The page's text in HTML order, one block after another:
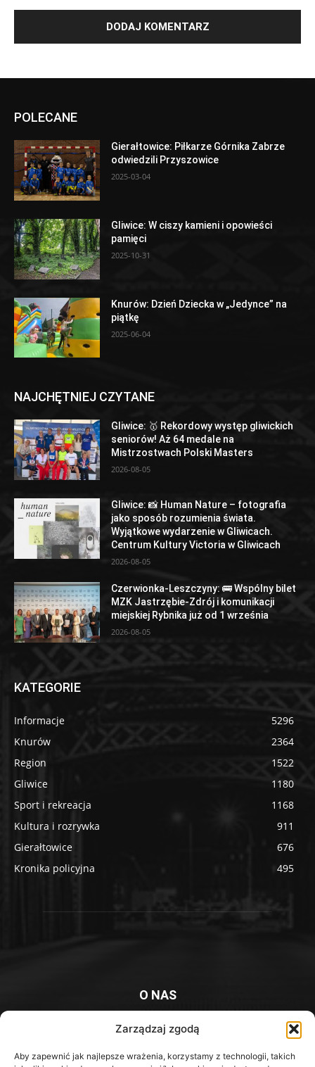
Zarządzaj zgodą
Aby zapewnić jak najlepsze wrażenia, korzystamy z technologii, takich
POLECANE
Gierałtowice: Piłkarze Górnika Zabrze
odwiedzili Przyszowice
2025-03-04
Gliwice: W ciszy kamieni i opowieści
pamięci
2025-10-31
Knurów: Dzień Dziecka w „Jedynce” na
piątkę
2025-06-04
NAJCHĘTNIEJ CZYTANE
Gliwice: 🥇 Rekordowy występ gliwickich
seniorów! Aż 64 medale na
Mistrzostwach Polski Masters
2026-08-05
Gliwice: 📸 Human Nature – fotografia
jako sposób rozumienia świata.
Wyjątkowe wydarzenie w Gliwicach.
Centrum Kultury Victoria w Gliwicach
2026-08-05
Czerwionka-Leszczyny: 🚌 Wspólny bilet
MZK Jastrzębie-Zdrój i komunikacji
miejskiej Rybnika już od 1 września
2026-08-05
KATEGORIE
Informacje
5296
Knurów
2364
Region
1522
Gliwice
1180
Sport i rekreacja
1168
Kultura i rozrywka
911
Gierałtowice
676
Kronika policyjna
495
O NAS
Platforma informacyjna mieszkańców Knurowa i okolic
Kontakt z redakcją:redakcja@iknurow.pl